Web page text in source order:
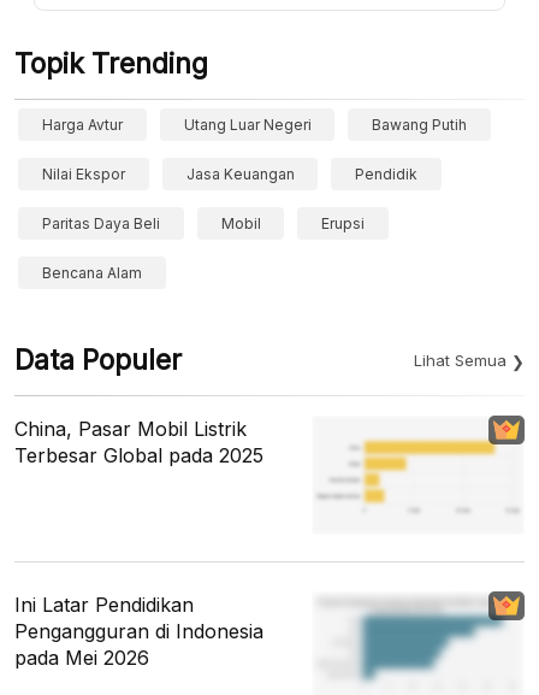
Topik Trending
Harga Avtur Utang Luar Negeri Bawang Putih
Nilai Ekspor Jasa Keuangan Pendidik
Paritas Daya Beli Mobil Erupsi
Bencana Alam
Data Populer Lihat Semua
China, Pasar Mobil Listrik
Terbesar Global pada 2025
Ini Latar Pendidikan
Pengangguran di Indonesia
pada Mei 2026